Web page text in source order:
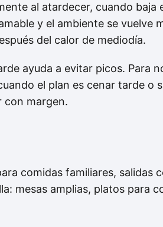
al atardecer, cuando baja
y el ambiente se vuelve
del calor de mediodía.
ayuda a evitar picos. Para
el plan es cenar tarde o
con margen.
comidas familiares, salidas
mesas amplias, platos para